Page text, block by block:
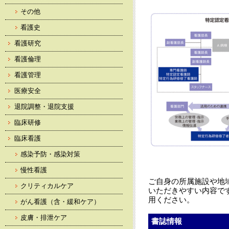
ご自身の所属施設や地
いただきやすい内容で
用ください。
書誌情報
その他
看護史
看護研究
看護倫理
看護管理
医療安全
退院調整・退院支援
臨床研修
臨床看護
感染予防・感染対策
慢性看護
クリティカルケア
がん看護（含・緩和ケア）
皮膚・排泄ケア